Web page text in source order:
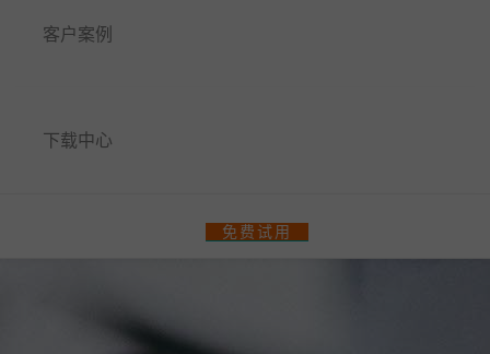
零售、美业收银管理系统
智汇商场数字化解决方案
客户案例
下载中心
免费试用